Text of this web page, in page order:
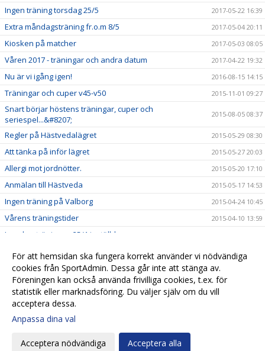
Ingen träning torsdag 25/5 2017-05-22 16:39
Extra måndagsträning fr.o.m 8/5 2017-05-04 20:11
Kiosken på matcher 2017-05-03 08:05
Våren 2017 - träningar och andra datum 2017-04-22 19:32
Nu är vi igång igen! 2016-08-15 14:15
Träningar och cuper v45-v50 2015-11-01 09:27
Snart börjar höstens träningar, cuper och
seriespel...&#8207;
2015-08-05 08:37
Regler på Hästvedalägret 2015-05-29 08:30
Att tänka på inför lägret 2015-05-27 20:03
Allergi mot jordnötter. 2015-05-20 17:10
Anmälan till Hästveda 2015-05-17 14:53
Ingen träning på Valborg 2015-04-24 10:45
Vårens träningstider 2015-04-10 13:59
Inomhusträningen 25/1 inställd
Inställd träning torsdagen 15/1 2015-01-15 15:20
Föräldramöte och träningstiderna i jan-feb 2015-01-02 15:20
God Jul och Gott Nytt år! 2014-12-21 15:21
inställningar
Webbversion
För att hemsidan ska fungera korrekt använder vi nödvändiga
cookies från SportAdmin. Dessa går inte att stänga av.
Föreningen kan också använda frivilliga cookies, t.ex. för
statistik eller marknadsföring. Du väljer själv om du vill
acceptera dessa.
Anpassa dina val
Acceptera nödvändiga Acceptera alla